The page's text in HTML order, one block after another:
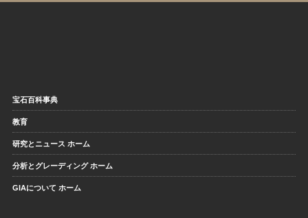
宝石百科事典
教育
研究とニュース ホーム
分析とグレーディング ホーム
GIAについて ホーム